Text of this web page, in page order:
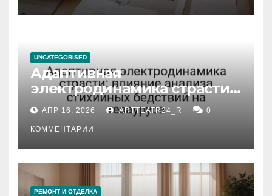
UNCATEGORISED
Адаптивная
электродинамика страсти:
влияние анализа
стихийных бедствий на
тезауруса
АПР 16, 2026 ARTTEATR24_R 0
КОММЕНТАРИИ
РЕМОНТ И ОТДЕЛКА